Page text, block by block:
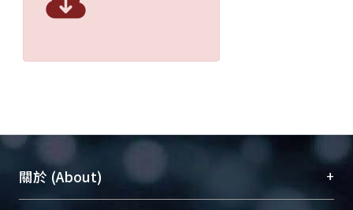
關於 (About) +